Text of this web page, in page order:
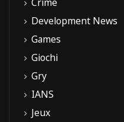
Development News
Games
Giochi
Gry
IANS
Jeux